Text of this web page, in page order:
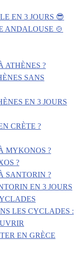
EN 3 JOURS 😎
ANDALOUSE 🍲
ATHÈNES ?
SANS
EN 3 JOURS
CRÈTE ?
MYKONOS ?
?
SANTORIN ?
EN 3 JOURS
LES CYCLADES :
EN GRÈCE